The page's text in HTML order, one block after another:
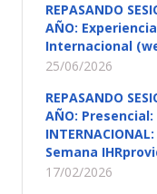
REPASANDO
AÑO:
Internacional
25/06/2026
REPASANDO
AÑO: Presencial:
Semana
17/02/2026